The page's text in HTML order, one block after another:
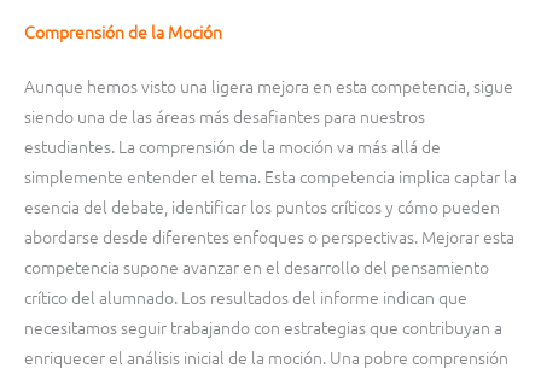
Comprensión de la Moción
Aunque hemos visto una ligera mejora en esta competencia, sigue
siendo una de las áreas más desafiantes para nuestros
estudiantes. La comprensión de la moción va más allá de
simplemente entender el tema. Esta competencia implica captar la
esencia del debate, identificar los puntos críticos y cómo pueden
abordarse desde diferentes enfoques o perspectivas. Mejorar esta
competencia supone avanzar en el desarrollo del pensamiento
crítico del alumnado. Los resultados del informe indican que
necesitamos seguir trabajando con estrategias que contribuyan a
enriquecer el análisis inicial de la moción. Una pobre comprensión